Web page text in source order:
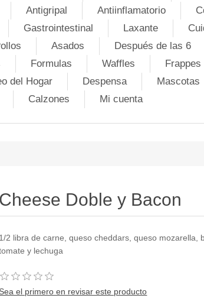
Antigripal Antiinflamatorio
Gastrointestinal Laxante
Asados Después de las 6
Formulas Waffles Frappes
del Hogar Despensa Mascotas
Calzones Mi cuenta
Cheese Doble y Bacon
1/2 libra de carne, queso cheddars, queso mozarella,
y lechuga
Sea el primero en revisar este producto